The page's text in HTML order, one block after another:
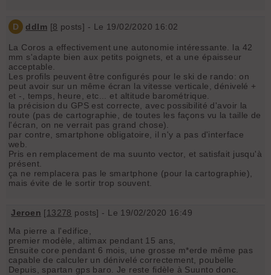
D ddlm [8 posts] - Le 19/02/2020 16:02
La Coros a effectivement une autonomie intéressante. la 42
mm s'adapte bien aux petits poignets, et a une épaisseur
acceptable.
Les profils peuvent être configurés pour le ski de rando: on
peut avoir sur un même écran la vitesse verticale, dénivelé +
et -, temps, heure, etc... et altitude barométrique.
la précision du GPS est correcte, avec possibilité d'avoir la
route (pas de cartographie, de toutes les façons vu la taille de
l'écran, on ne verrait pas grand chose).
par contre, smartphone obligatoire, il n'y a pas d'interface
web.
Pris en remplacement de ma suunto vector, et satisfait jusqu'à
présent.
ça ne remplacera pas le smartphone (pour la cartographie),
mais évite de le sortir trop souvent.
Jeroen [13278 posts] - Le 19/02/2020 16:49
Ma pierre a l'edifice,
premier modèle, altimax pendant 15 ans,
Ensuite core pendant 6 mois, une grosse m*erde même pas
capable de calculer un dénivelé correctement, poubelle
Depuis, spartan gps baro. Je reste fidèle à Suunto donc.